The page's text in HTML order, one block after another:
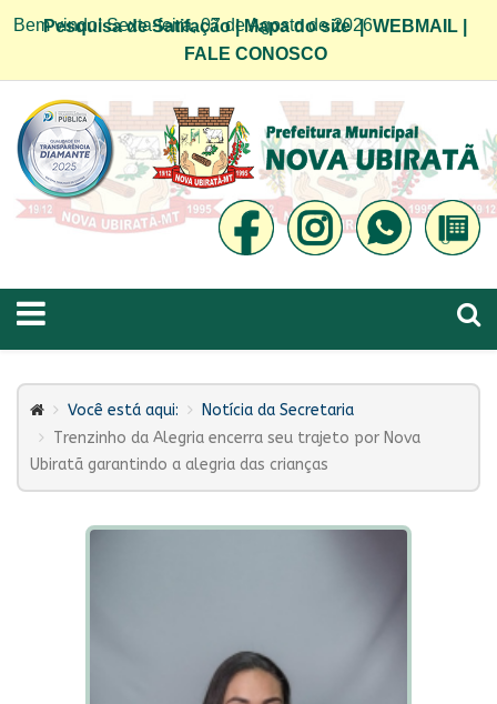
Bem vindo! Sexta-feira, 07 de Agosto de 2026
Pesquisa de Satifação|Mapa do site|WEBMAIL
FALE CONOSCO
Você está aqui:
Notícia da Secretaria
Trenzinho da Alegria encerra seu trajeto por Nova
Ubiratã garantindo a alegria das crianças